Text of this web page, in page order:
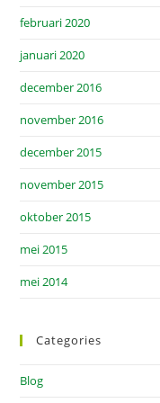
februari 2020
januari 2020
december 2016
november 2016
december 2015
november 2015
oktober 2015
mei 2015
mei 2014
Categories
Blog